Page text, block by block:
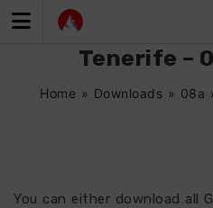
Inhalt
Tenerife –
Home » Downloads » 08a
You can either download all